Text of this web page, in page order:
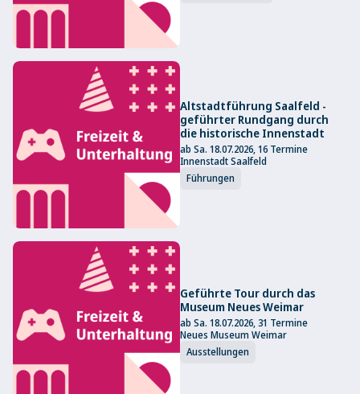
Altstadtführung Saalfeld -
geführter Rundgang durch
die historische Innenstadt
ab Sa. 18.07.2026, 16 Termine
Innenstadt Saalfeld
Führungen
Geführte Tour durch das
Museum Neues Weimar
ab Sa. 18.07.2026, 31 Termine
Neues Museum Weimar
Ausstellungen